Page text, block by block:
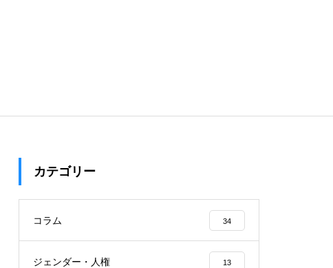
カテゴリー
コラム 34
ジェンダー・人権 13